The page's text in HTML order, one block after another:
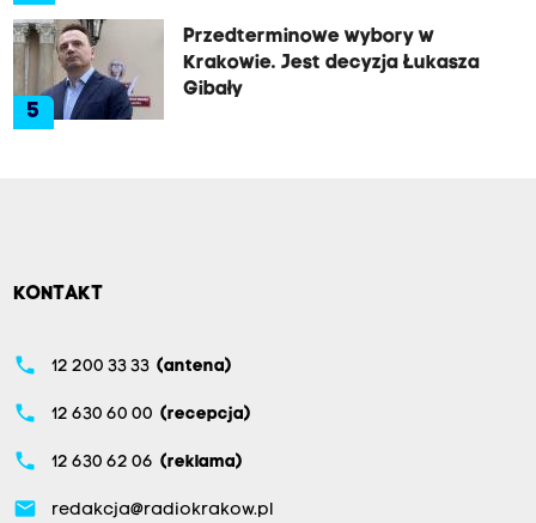
5
Przedterminowe wybory w
Krakowie. Jest decyzja Łukasza
Gibały
KONTAKT
phone 12 200 33 33 (antena)
phone 12 630 60 00 (recepcja)
phone 12 630 62 06 (reklama)
email redakcja@radiokrakow.pl